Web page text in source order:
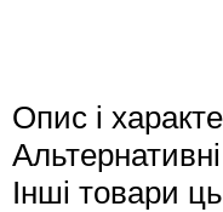
Опис і
Інші товари